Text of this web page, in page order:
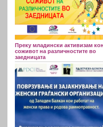
Преку младински активизам кон
соживот на различностите во
заедницата